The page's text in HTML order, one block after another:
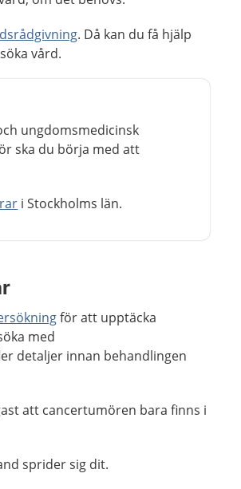
. Då kan du få hjälp
vård.
ungdomsmedicinsk
ska du börja med att
i Stockholms län.
län
för att upptäcka
med
detaljer innan behandlingen
att cancertumören bara finns i
sprider sig dit.